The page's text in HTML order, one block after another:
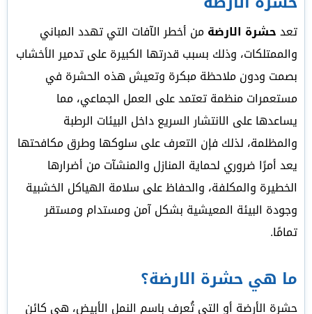
تعدحشرة الارضةمن أخطر الآفات التي تهدد المباني
والممتلكات، وذلك بسبب قدرتها الكبيرة على تدمير الأخشاب
بصمت ودون ملاحظة مبكرة وتعيش هذه الحشرة في
مستعمرات منظمة تعتمد على العمل الجماعي، مما
يساعدها على الانتشار السريع داخل البيئات الرطبة
والمظلمة، لذلك فإن التعرف على سلوكها وطرق مكافحتها
يعد أمرًا ضروري لحماية المنازل والمنشآت من أضرارها
الخطيرة والمكلفة، والحفاظ على سلامة الهياكل الخشبية
وجودة البيئة المعيشية بشكل آمن ومستدام ومستقر
تمامًا.
ما هي حشرة الارضة؟
حشرة الأرضة أو التي تُعرف باسم النمل الأبيض، هي كائن